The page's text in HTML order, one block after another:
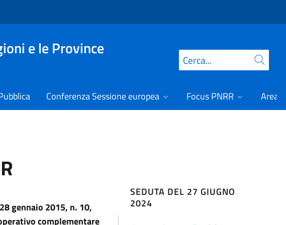
e le Province
Cerca
Conferenza Sessione europea Focus PNRR Area
gennaio 2015, n. 10,
complementare
SEDUTA DEL 27 GIUGNO
2024